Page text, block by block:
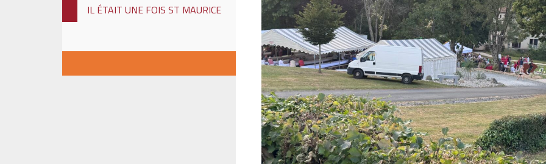
IL ÉTAIT UNE FOIS ST MAURICE